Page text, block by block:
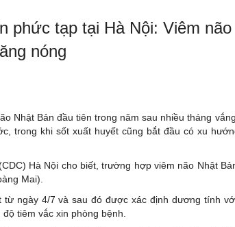
phức tạp tại Hà Nội: Viêm não
nóng
Nhật Bản đầu tiên trong năm sau nhiều tháng
trong khi sốt xuất huyết cũng bắt đầu có xu
Hà Nội cho biết, trường hợp viêm não Nhật
Mai).
từ ngày 4/7 và sau đó được xác định dương tính
tiêm vắc xin phòng bệnh.